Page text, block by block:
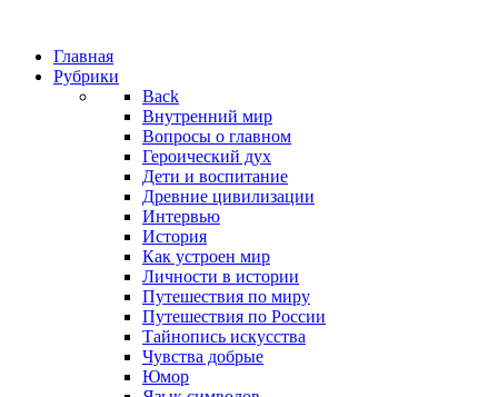
Главная
Рубрики
Back
Внутренний мир
Вопросы о главном
Героический дух
Дети и воспитание
Древние цивилизации
Интервью
История
Как устроен мир
Личности в истории
Путешествия по миру
Путешествия по России
Тайнопись искусства
Чувства добрые
Юмор